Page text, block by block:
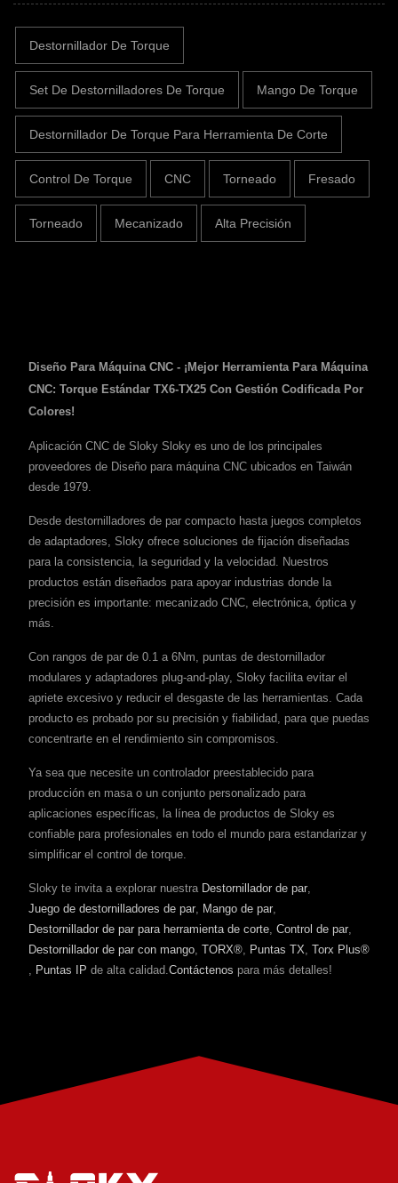
Destornillador De Torque
Set De Destornilladores De Torque Mango De Torque
Destornillador De Torque Para Herramienta De Corte
Control De Torque CNC Torneado Fresado
Torneado Mecanizado Alta Precisión
Diseño Para Máquina CNC - ¡Mejor Herramienta Para Máquina
CNC: Torque Estándar TX6-TX25 Con Gestión Codificada Por
Colores!
Aplicación CNC de Sloky Sloky es uno de los principales
proveedores de Diseño para máquina CNC ubicados en Taiwán
desde 1979.
Desde destornilladores de par compacto hasta juegos completos
de adaptadores, Sloky ofrece soluciones de fijación diseñadas
para la consistencia, la seguridad y la velocidad. Nuestros
productos están diseñados para apoyar industrias donde la
precisión es importante: mecanizado CNC, electrónica, óptica y
más.
Con rangos de par de 0.1 a 6Nm, puntas de destornillador
modulares y adaptadores plug-and-play, Sloky facilita evitar el
apriete excesivo y reducir el desgaste de las herramientas. Cada
producto es probado por su precisión y fiabilidad, para que puedas
concentrarte en el rendimiento sin compromisos.
Ya sea que necesite un controlador preestablecido para
producción en masa o un conjunto personalizado para
aplicaciones específicas, la línea de productos de Sloky es
confiable para profesionales en todo el mundo para estandarizar y
simplificar el control de torque.
Sloky te invita a explorar nuestra Destornillador de par,
Juego de destornilladores de par, Mango de par,
Destornillador de par para herramienta de corte, Control de par,
Destornillador de par con mango, TORX®, Puntas TX, Torx Plus®
, Puntas IP de alta calidad.Contáctenos para más detalles!